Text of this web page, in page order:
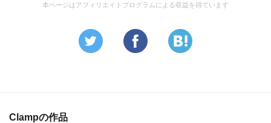
本ページはアフィリエイトプログラムによる収益を得ています
Clampの作品